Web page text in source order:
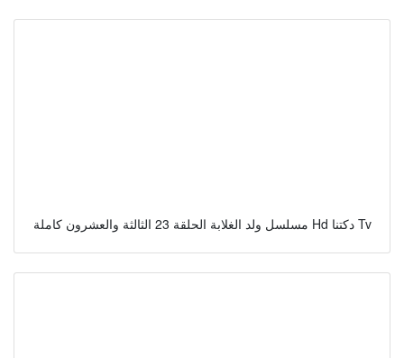
مسلسل ولد الغلابة الحلقة 23 الثالثة والعشرون كاملة Hd دكتنا Tv